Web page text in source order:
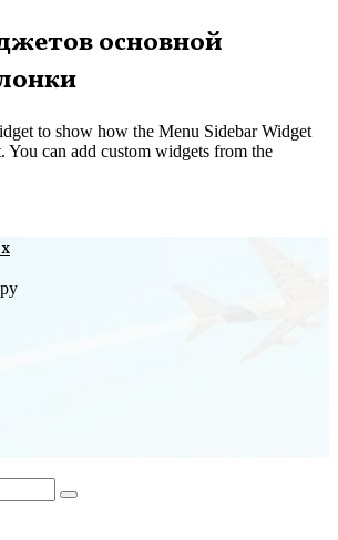
основной
to show how the Menu Sidebar Widget
You can add custom widgets from the